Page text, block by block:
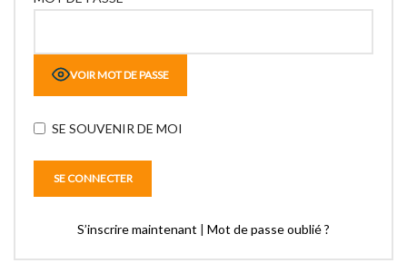
VOIR MOT DE PASSE
SE SOUVENIR DE MOI
S’inscrire maintenant | Mot de passe oublié ?